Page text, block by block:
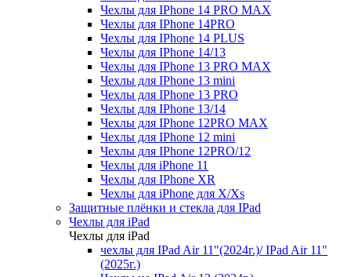
Чехлы для IPhone 14 PRO MAX
Чехлы для IPhone 14PRO
Чехлы для IPhone 14 PLUS
Чехлы для IPhone 14/13
Чехлы для IPhone 13 PRO MAX
Чехлы для IPhone 13 mini
Чехлы для IPhone 13 PRO
Чехлы для IPhone 13/14
Чехлы для IPhone 12PRO MAX
Чехлы для IPhone 12 mini
Чехлы для IPhone 12PRO/12
Чехлы для iPhone 11
Чехлы для IPhone XR
Чехлы для iPhone для X/Xs
Защитные плёнки и стекла для IPad
Чехлы для iPad
Чехлы для iPad
чехлы для IPad Air 11"(2024г.)/ IPad Air 11"
(2025г.)